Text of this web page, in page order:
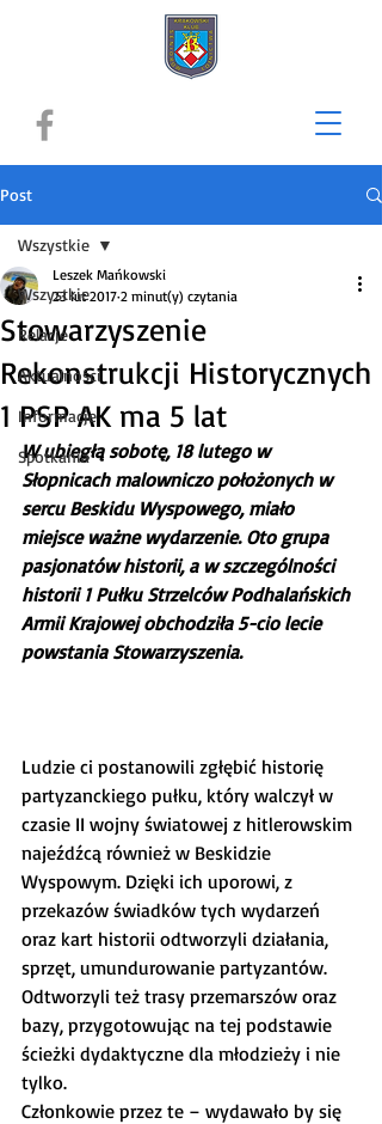
Post
Wszystkie
Relacje
Aktualności
Informacje
Spotkania
Wszystkie
Stowarzyszenie
Rekonstrukcji Historycznych
1 PSP AK ma 5 lat
Leszek Mańkowski
23 lut 2017 2 minut(y) czytania
W ubiegłą sobotę, 18 lutego w
Słopnicach malowniczo położonych w
sercu Beskidu Wyspowego, miało
miejsce ważne wydarzenie. Oto grupa
pasjonatów historii, a w szczególności
historii 1 Pułku Strzelców Podhalańskich
Armii Krajowej obchodziła 5-cio lecie
powstania Stowarzyszenia.
Ludzie ci postanowili zgłębić historię
partyzanckiego pułku, który walczył w
czasie II wojny światowej z hitlerowskim
najeźdźcą również w Beskidzie
Wyspowym. Dzięki ich uporowi, z
przekazów świadków tych wydarzeń
oraz kart historii odtworzyli działania,
sprzęt, umundurowanie partyzantów.
Odtworzyli też trasy przemarszów oraz
bazy, przygotowując na tej podstawie
ścieżki dydaktyczne dla młodzieży i nie
tylko.
Członkowie przez te – wydawało by się